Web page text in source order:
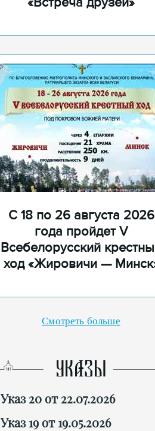
С 18 по 26 августа 2026
года пройдет V
Всебелорусский
ход «Жировичи —
Смотреть больше
УКАЗЫ
Указ 20 от 22.07.2026
Указ 19 от 19.05.2026